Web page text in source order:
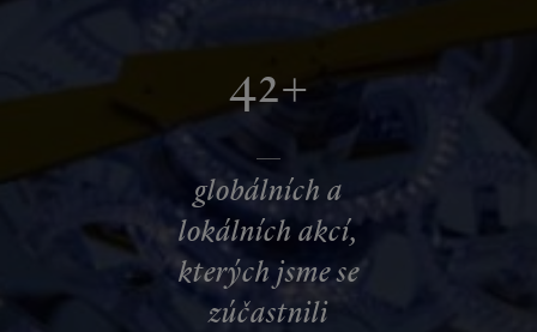
42+
globálních a
lokálních akcí,
kterých jsme se
zúčastnili